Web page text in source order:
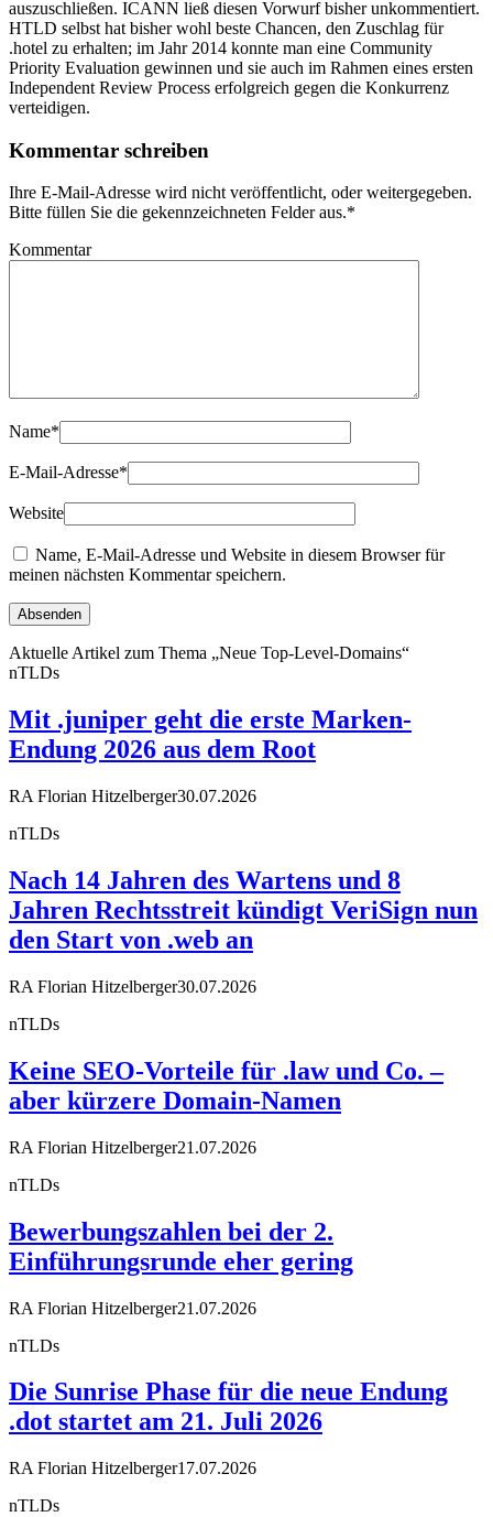
auszuschließen. ICANN ließ diesen Vorwurf bisher unkommentiert.
HTLD selbst hat bisher wohl beste Chancen, den Zuschlag für
.hotel zu erhalten; im Jahr 2014 konnte man eine Community
Priority Evaluation gewinnen und sie auch im Rahmen eines ersten
Independent Review Process erfolgreich gegen die Konkurrenz
verteidigen.
Kommentar schreiben
Ihre E-Mail-Adresse wird nicht veröffentlicht, oder weitergegeben.
Bitte füllen Sie die gekennzeichneten Felder aus.*
Kommentar
Name*
E-Mail-Adresse*
Website
Name, E-Mail-Adresse und Website in diesem Browser für
meinen nächsten Kommentar speichern.
Aktuelle Artikel zum Thema „Neue Top-Level-Domains“
nTLDs
Mit .juniper geht die erste Marken-
Endung 2026 aus dem Root
RA Florian Hitzelberger30.07.2026
nTLDs
Nach 14 Jahren des Wartens und 8
Jahren Rechtsstreit kündigt VeriSign nun
den Start von .web an
RA Florian Hitzelberger30.07.2026
nTLDs
Keine SEO-Vorteile für .law und Co. –
aber kürzere Domain-Namen
RA Florian Hitzelberger21.07.2026
nTLDs
Bewerbungszahlen bei der 2.
Einführungsrunde eher gering
RA Florian Hitzelberger21.07.2026
nTLDs
Die Sunrise Phase für die neue Endung
.dot startet am 21. Juli 2026
RA Florian Hitzelberger17.07.2026
nTLDs